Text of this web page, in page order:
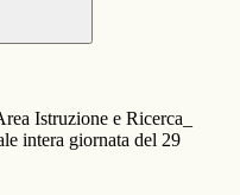
Istruzione e Ricerca_
intera giornata del 29